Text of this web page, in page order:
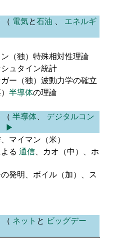
（ 電気と石油 、 エネルギ
（独）特殊相対性理論
ュタイン統計
ー（独）波動力学の確立
半導体の理論
（ 半導体、 デジタルコン
▶
マイマン（米）
る 通信、カオ（中）、ホ
発明、ボイル（加）、ス
（ ネット と ビッグデー